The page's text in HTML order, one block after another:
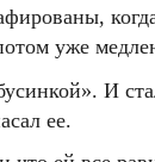
уже
И
ее.